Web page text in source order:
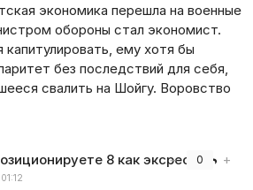
экономика перешла на военные
обороны стал экономист.
ему хотя бы
без последствий для себя,
свалить на Шойгу. Воровство
− 0 +
8 как эксреот